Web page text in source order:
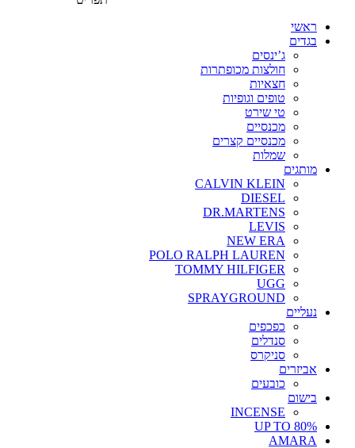
ראשי
בגדים
ג’ינסים
חולצות מכופתרות
חצאיות
טופים וגופיות
טי שירט
מכנסיים
מכנסיים קצרים
שמלות
מותגים
CALVIN KLEIN
DIESEL
DR.MARTENS
LEVIS
NEW ERA
POLO RALPH LAUREN
TOMMY HILFIGER
UGG
SPRAYGROUND
נעליים
כפכפים
סנדלים
סניקרס
אביזרים
כובעים
בישום
INCENSE
UP TO 80%
AMARA